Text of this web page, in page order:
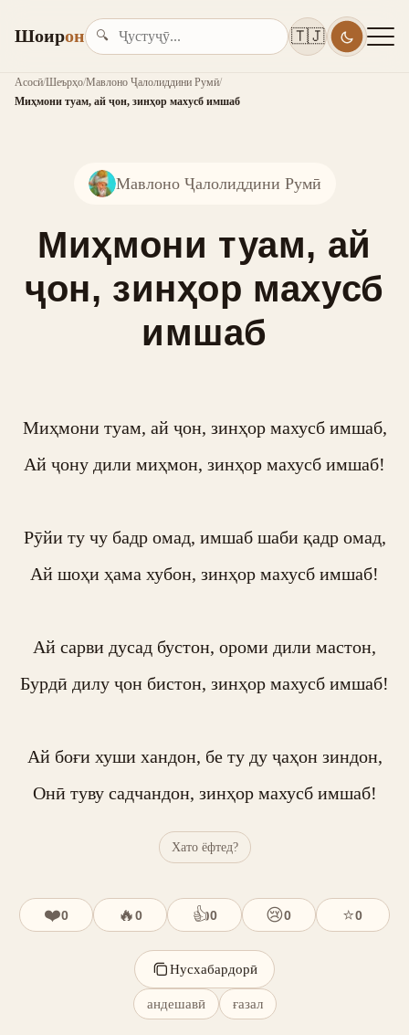
Шоирон 🔍 🇹🇯
Асосӣ/Шеърҳо/Мавлоно Ҷалолиддини Румӣ/
Миҳмони туам, ай ҷон, зинҳор махусб имшаб
Мавлоно Ҷалолиддини Румӣ
Миҳмони туам, ай
ҷон, зинҳор махусб
имшаб
Миҳмони туам, ай ҷон, зинҳор махусб имшаб,
Ай ҷону дили миҳмон, зинҳор махусб имшаб!
Рӯйи ту чу бадр омад, имшаб шаби қадр омад,
Ай шоҳи ҳама хубон, зинҳор махусб имшаб!
Ай сарви дусад бустон, ороми дили мастон,
Бурдӣ дилу ҷон бистон, зинҳор махусб имшаб!
Ай боғи хуши хандон, бе ту ду ҷаҳон зиндон,
Онӣ туву садчандон, зинҳор махусб имшаб!
Хато ёфтед?
❤️0 🔥0 👍0 😢0 ⭐0
Нусхабардорӣ
андешавӣ ғазал